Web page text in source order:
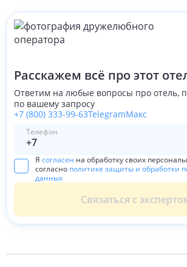
Расскажем всё про этот
Ответим на любые вопросы про отель,
по вашему запросу
+7 (800) 333-99-63TelegramМакс
Телефон
Я согласен на обработку своих
согласно политике защиты и обработки
данных
Связаться с